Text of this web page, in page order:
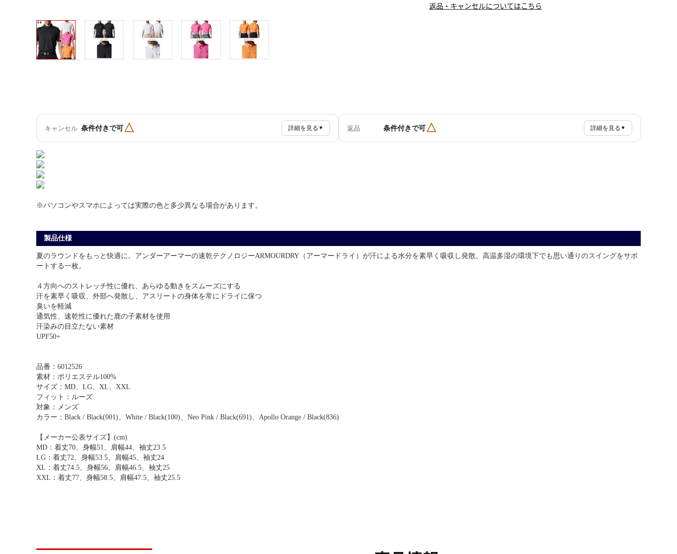
返品・キャンセルについてはこちら
キャンセル 条件付きで可△ 詳細を見る ▼ 返品 条件付きで可△ 詳細を見る ▼
※パソコンやスマホによっては実際の色と多少異なる場合があります。
製品仕様
夏のラウンドをもっと快適に。アンダーアーマーの速乾テクノロジーARMOURDRY（アーマードライ）が汗による水分を素早く吸収し発散。高温多湿の環境下でも思い通りのスイングをサポ
ートする一枚。
４方向へのストレッチ性に優れ、あらゆる動きをスムーズにする
汗を素早く吸収、外部へ発散し、アスリートの身体を常にドライに保つ
臭いを軽減
通気性、速乾性に優れた鹿の子素材を使用
汗染みの目立たない素材
UPF50+
品番：6012526
素材：ポリエステル100%
サイズ：MD、LG、XL、XXL
フィット：ルーズ
対象：メンズ
カラー：Black / Black(001)、White / Black(100)、Neo Pink / Black(691)、Apollo Orange / Black(836)
【メーカー公表サイズ】(cm)
MD：着丈70、身幅51、肩幅44、袖丈23.5
LG：着丈72、身幅53.5、肩幅45、袖丈24
XL：着丈74.5、身幅56、肩幅46.5、袖丈25
XXL：着丈77、身幅58.5、肩幅47.5、袖丈25.5